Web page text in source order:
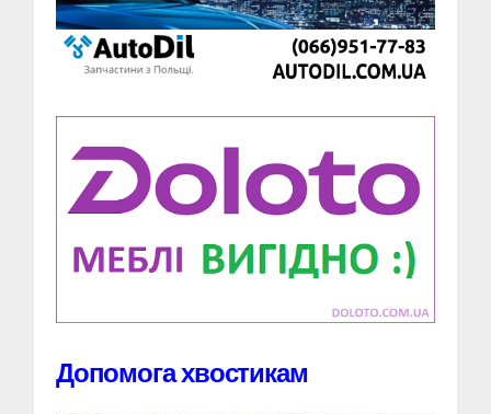
Допомога хвостикам